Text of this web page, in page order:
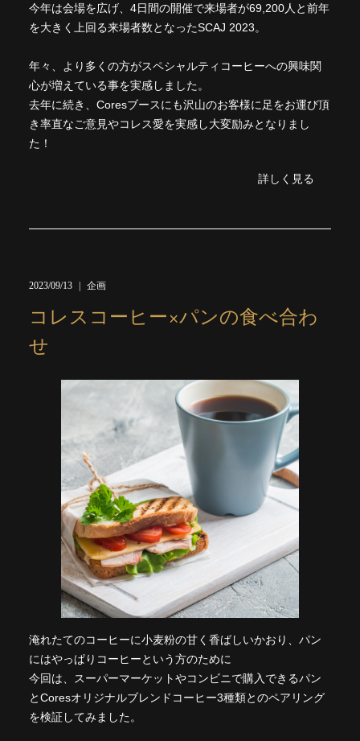
今年は会場を広げ、4日間の開催で来場者が69,200人と前年
を大きく上回る来場者数となったSCAJ 2023。
年々、より多くの方がスペシャルティコーヒーへの興味関
心が増えている事を実感しました。
去年に続き、Coresブースにも沢山のお客様に足をお運び頂
き率直なご意見やコレス愛を実感し大変励みとなりまし
た！
詳しく見る
2023/09/13 企画
コレスコーヒー×パンの食べ合わ
せ
淹れたてのコーヒーに小麦粉の甘く香ばしいかおり、パン
にはやっぱりコーヒーという方のために
今回は、スーパーマーケットやコンビニで購入できるパン
とCoresオリジナルブレンドコーヒー3種類とのペアリング
を検証してみました。